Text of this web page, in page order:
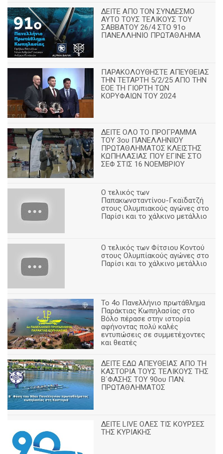
ΔΕΙΤΕ ΑΠΟ ΤΟΝ ΣΥΝΔΕΣΜΟ
ΑΥΤΟ ΤΟΥΣ ΤΕΛΙΚΟΥΣ ΤΟΥ
ΣΑΒΒΑΤΟΥ 26/4 ΣΤΟ 91ο
ΠΑΝΕΛΛΗΝΙΟ ΠΡΩΤΑΘΛΗΜΑ
ΠΑΡΑΚΟΛΟΥΘΗΣΤΕ ΑΠΕΥΘΕΙΑΣ
ΤΗΝ ΤΕΤΑΡΤΗ 5/2/25 ΑΠΟ ΤΗΝ
ΕΟΕ ΤΗ ΓΙΟΡΤΗ ΤΩΝ
ΚΟΡΥΦΑΙΩΝ ΤΟΥ 2024
ΔΕΙΤΕ ΟΛΟ ΤΟ ΠΡΟΓΡΑΜΜΑ
ΤΟΥ 3ου ΠΑΝΕΛΛΗΝΙΟΥ
ΠΡΩΤΑΘΛΗΜΑΤΟΣ ΚΛΕΙΣΤΗΣ
ΚΩΠΗΛΑΣΙΑΣ ΠΟΥ ΕΓΙΝΕ ΣΤΟ
ΣΕΦ ΣΤΙΣ 16 ΝΟΕΜΒΡΙΟΥ
Ο τελικός των
Παπακωνσταντίνου-Γκαϊδατζή
στους Ολυμπιακούς αγώνες στο
Παρίσι και το χάλκινο μετάλλιο
Ο τελικός των Φίτσιου Κοντού
στους Ολυμπίακούς αγώνες στο
Παρίσι και το χάλκινο μετάλλιο
Το 4ο Πανελλήνιο πρωτάθλημα
Παράκτιας Κωπηλασίας στο
Βόλο πέρασε στην ιστορία
αφήνοντας πολύ καλές
εντυπώσεις σε συμμετέχοντες
και θεατές
ΔΕΙΤΕ ΕΔΩ ΑΠΕΥΘΕΙΑΣ ΑΠΟ ΤΗ
ΚΑΣΤΟΡΙΑ ΤΟΥΣ ΤΕΛΙΚΟΥΣ ΤΗΣ
Β΄ΦΑΣΗΣ ΤΟΥ 90ου ΠΑΝ.
ΠΡΩΤΑΘΛΗΜΑΤΟΣ
ΔΕΙΤΕ LIVE ΟΛΕΣ ΤΙΣ ΚΟΥΡΣΕΣ
ΤΗΣ ΚΥΡΙΑΚΗΣ